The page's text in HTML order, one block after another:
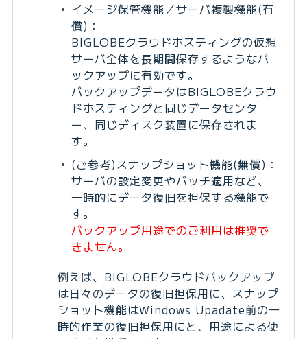
イメージ保管機能／サーバ複製機能(有
償)：
BIGLOBEクラウドホスティングの仮想
サーバ全体を長期間保存するようなバ
ックアップに有効です。
バックアップデータはBIGLOBEクラウ
ドホスティングと同じデータセンタ
ー、同じディスク装置に保存されま
す。
(ご参考)スナップショット機能(無償)：
サーバの設定変更やバッチ適用など、
一時的にデータ復旧を担保する機能で
す。
バックアップ用途でのご利用は推奨で
きません。
例えば、BIGLOBEクラウドバックアップ
は日々のデータの復旧担保用に、スナップ
ショット機能はWindows Upadate前の一
時的作業の復旧担保用にと、用途による使